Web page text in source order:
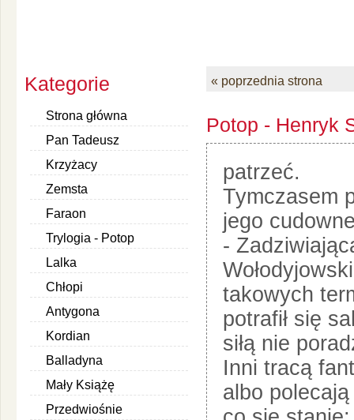
Kategorie
Strona główna
Pan Tadeusz
Krzyżacy
Zemsta
Faraon
Trylogia - Potop
Lalka
Chłopi
Antygona
Kordian
Balladyna
Mały Książę
Przedwiośnie
« poprzednia strona
Potop - Henryk
patrzeć.
Tymczasem
jego
-
takowych
potrafił się
siłą nie
Inni tracą
albo